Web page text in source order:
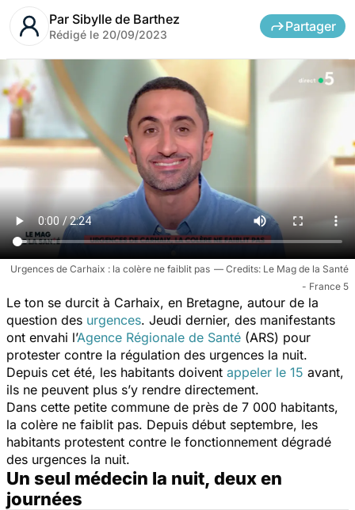
Par Sibylle de Barthez
Rédigé le 20/09/2023
Partager
Urgences de Carhaix : la colère ne faiblit pas
Le Mag de la Santé
- France 5
Le ton se durcit à Carhaix, en Bretagne, autour de la
question des urgences. Jeudi dernier, des manifestants
ont envahi l’Agence Régionale de Santé (ARS) pour
protester contre la régulation des urgences la nuit.
Depuis cet été, les habitants doivent appeler le 15 avant,
ils ne peuvent plus s’y rendre directement.
Dans cette petite commune de près de 7 000 habitants,
la colère ne faiblit pas. Depuis début septembre, les
habitants protestent contre le fonctionnement dégradé
des urgences la nuit.
Un seul médecin la nuit, deux en
journées